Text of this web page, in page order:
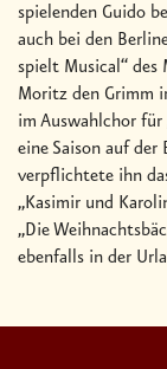
spielenden Guido
auch bei den
spielt Musical“ des
Moritz den Grimm
im Auswahlchor
eine Saison auf der
verpflichtete ihn
„Kasimir und
„Die
ebenfalls in der